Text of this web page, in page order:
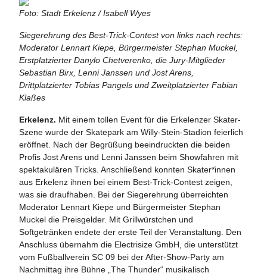
Foto: Stadt Erkelenz / Isabell Wyes
Siegerehrung des Best-Trick-Contest von links nach rechts:
Moderator Lennart Kiepe, Bürgermeister Stephan Muckel,
Erstplatzierter Danylo Chetverenko, die Jury-Mitglieder
Sebastian Birx, Lenni Janssen und Jost Arens,
Drittplatzierter Tobias Pangels und Zweitplatzierter Fabian
Klaßes
Erkelenz. Mit einem tollen Event für die Erkelenzer Skater-
Szene wurde der Skatepark am Willy-Stein-Stadion feierlich
eröffnet. Nach der Begrüßung beeindruckten die beiden
Profis Jost Arens und Lenni Janssen beim Showfahren mit
spektakulären Tricks. Anschließend konnten Skater*innen
aus Erkelenz ihnen bei einem Best-Trick-Contest zeigen,
was sie draufhaben. Bei der Siegerehrung überreichten
Moderator Lennart Kiepe und Bürgermeister Stephan
Muckel die Preisgelder. Mit Grillwürstchen und
Softgetränken endete der erste Teil der Veranstaltung. Den
Anschluss übernahm die Electrisize GmbH, die unterstützt
vom Fußballverein SC 09 bei der After-Show-Party am
Nachmittag ihre Bühne „The Thunder“ musikalisch